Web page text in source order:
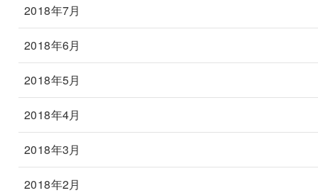
2018年7月
2018年6月
2018年5月
2018年4月
2018年3月
2018年2月